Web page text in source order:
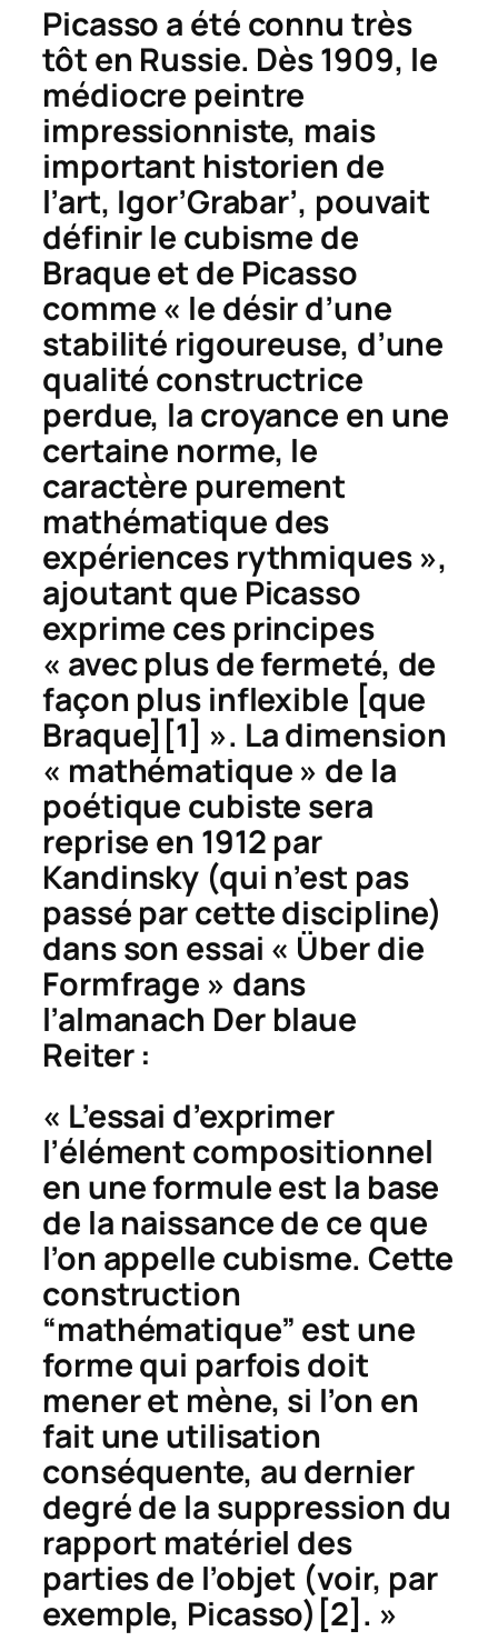
Picasso a été connu très
tôt en Russie. Dès 1909, le
médiocre peintre
impressionniste, mais
important historien de
l’art, Igor’Grabar’, pouvait
définir le cubisme de
Braque et de Picasso
comme « le désir d’une
stabilité rigoureuse, d’une
qualité constructrice
perdue, la croyance en une
certaine norme, le
caractère purement
mathématique des
expériences rythmiques »,
ajoutant que Picasso
exprime ces principes
« avec plus de fermeté, de
façon plus inflexible [que
Braque] [1] ». La dimension
« mathématique » de la
poétique cubiste sera
reprise en 1912 par
Kandinsky (qui n’est pas
passé par cette discipline)
dans son essai « Über die
Formfrage » dans
l’almanach Der blaue
Reiter:
« L’essai d’exprimer
l’élément compositionnel
en une formule est la base
de la naissance de ce que
l’on appelle cubisme. Cette
construction
“mathématique” est une
forme qui parfois doit
mener et mène, si l’on en
fait une utilisation
conséquente, au dernier
degré de la suppression du
rapport matériel des
parties de l’objet (voir, par
exemple, Picasso) [2]. »